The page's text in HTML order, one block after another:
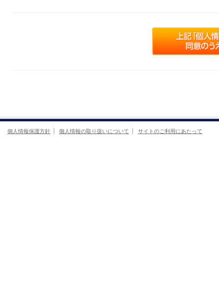
個人情報保護方針 個人情報の取り扱いについて サイトのご利用にあたって